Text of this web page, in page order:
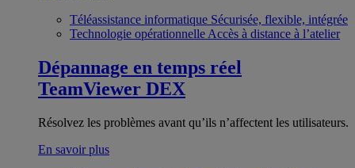
Téléassistance informatique Sécurisée, flexible, intégrée
Technologie opérationnelle Accès à distance à l’atelier
Dépannage en temps réel
TeamViewer DEX
Résolvez les problèmes avant qu’ils n’affectent les utilisateurs.
En savoir plus